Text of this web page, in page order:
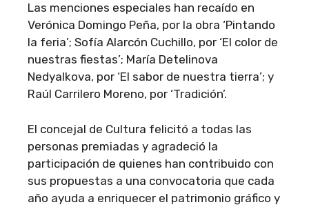
Las menciones especiales han recaído en
Verónica Domingo Peña, por la obra ‘Pintando
la feria’; Sofía Alarcón Cuchillo, por ‘El color de
nuestras fiestas’; María Detelinova
Nedyalkova, por ‘El sabor de nuestra tierra’; y
Raúl Carrilero Moreno, por ‘Tradición’.
El concejal de Cultura felicitó a todas las
personas premiadas y agradeció la
participación de quienes han contribuido con
sus propuestas a una convocatoria que cada
año ayuda a enriquecer el patrimonio gráfico y